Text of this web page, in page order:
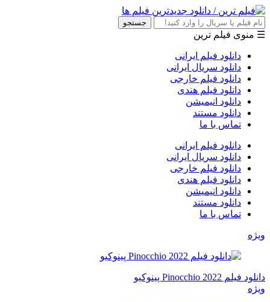
جستجو
☰ منوی فیلم ترین
دانلود فیلم ایرانی
دانلود سریال ایرانی
دانلود فیلم خارجی
دانلود فیلم هندی
دانلود انیمیشن
دانلود مستند
تماس با ما
دانلود فیلم ایرانی
دانلود سریال ایرانی
دانلود فیلم خارجی
دانلود فیلم هندی
دانلود انیمیشن
دانلود مستند
تماس با ما
ویژه
دانلود فیلم Pinocchio 2022 پینوکیو
ویژه